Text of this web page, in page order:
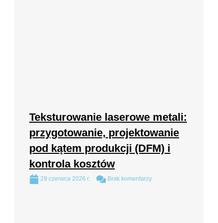
Teksturowanie laserowe metali:
przygotowanie, projektowanie
pod kątem produkcji (DFM) i
kontrola kosztów
29 czerwca 2026 r. Brak komentarzy